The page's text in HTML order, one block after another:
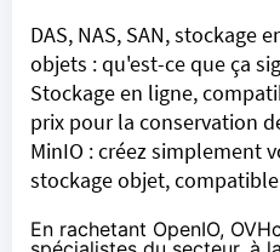
DAS, NAS, SAN, stockage
objets : qu'est-ce que ça
Stockage en ligne,
prix pour la conservation
MinIO : créez simplement
stockage objet,
En rachetant OpenIO,